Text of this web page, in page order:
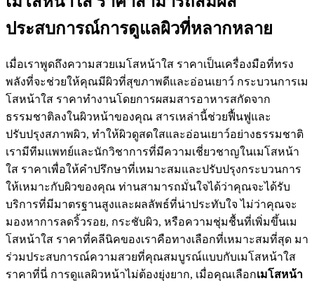
ประสบการณ์การดูแลผิวที่หลากหลาย
เมื่อเราพูดถึงความสวยเมโสหน้าใส ราคาเป็นเครื่องมือที่ทรง
พลังที่จะช่วยให้คุณมีผิวที่สุขภาพดีและอ่อนเยาว์ กระบวนการเม
โสหน้าใส ราคาทำงานโดยการผสมสารอาหารสกัดจาก
ธรรมชาติลงในผิวหน้าของคุณ สารเหล่านี้ช่วยฟื้นฟูและ
ปรับปรุงสภาพผิว, ทำให้ผิวดูสดใสและอ่อนเยาว์อย่างธรรมชาติ
เรามีทีมแพทย์และนักวิชาการที่มีความเชี่ยวชาญในเมโสหน้า
ใส ราคาเพื่อให้คำปรึกษาที่เหมาะสมและปรับปรุงกระบวนการ
ให้เหมาะกับผิวของคุณ ท่านสามารถมั่นใจได้ว่าคุณจะได้รับ
บริการที่มีมาตรฐานสูงและผลลัพธ์ที่น่าประทับใจ ไม่ว่าคุณจะ
มองหาการลดริ้วรอย, กระชับผิว, หรือความชุ่มชื้นที่เพิ่มขึ้นเม
โสหน้าใส ราคาที่คลีนิคของเราคือทางเลือกที่เหมาะสมที่สุด มา
ร่วมประสบการณ์ความสวยที่คุณสมบูรณ์แบบกับเมโสหน้าใส
ราคาที่นี่ การดูแลผิวหน้าไม่ต้องยุ่งยาก, เมื่อคุณเลือกเมโสหน้า